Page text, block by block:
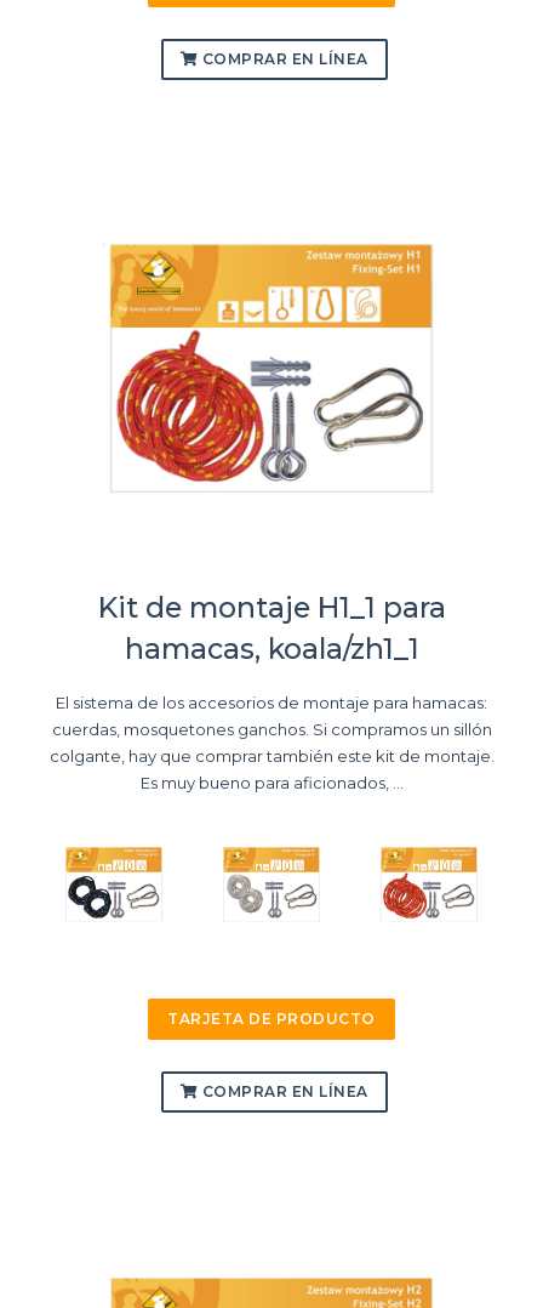
COMPRAR EN LÍNEA
Kit de montaje H1_1 para
hamacas, koala/zh1_1
El sistema de los accesorios de montaje para hamacas:
cuerdas, mosquetones ganchos. Si compramos un sillón
colgante, hay que comprar también este kit de montaje.
Es muy bueno para aficionados, ...
TARJETA DE PRODUCTO
COMPRAR EN LÍNEA